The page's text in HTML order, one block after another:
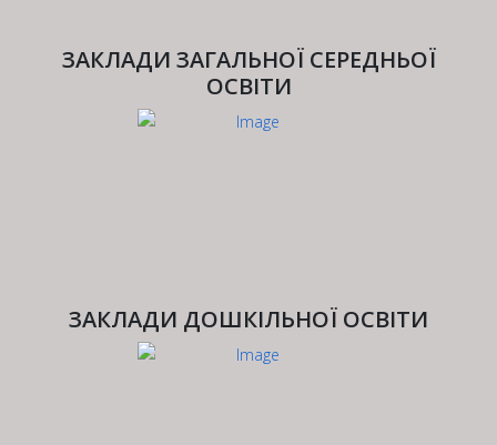
ЗАКЛАДИ ЗАГАЛЬНОЇ СЕРЕДНЬОЇ
ОСВІТИ
ЗАКЛАДИ ДОШКІЛЬНОЇ ОСВІТИ